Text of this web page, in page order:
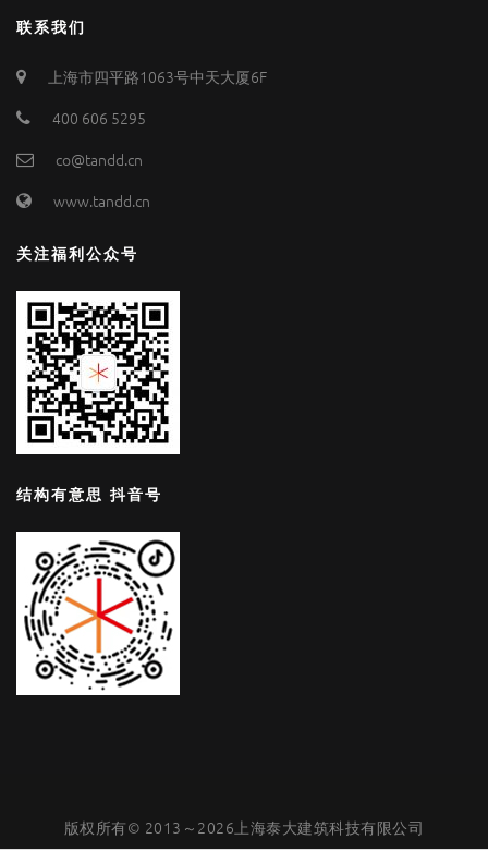
联系我们
上海市四平路1063号中天大厦6F
400 606 5295
co@tandd.cn
www.tandd.cn
关注福利公众号
结构有意思 抖音号
版权所有© 2013～2026上海泰大建筑科技有限公司